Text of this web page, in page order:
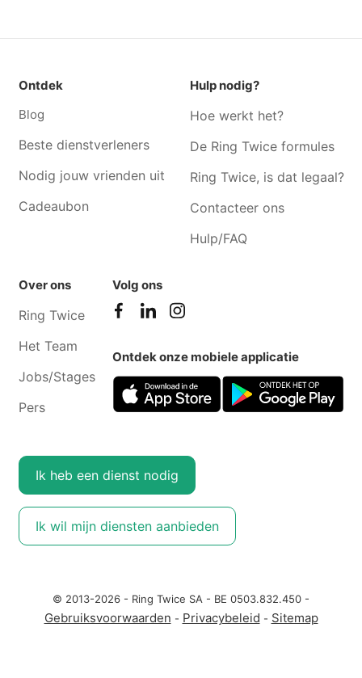
Dj Ganshoren
Dj Alsemberg
Dj Sint-Genesius-Rode
Dj Watermaal-bosvoorde
Ontdek
Blog
Beste dienstverleners
Nodig jouw vrienden uit
Cadeaubon
Hulp nodig?
Hoe werkt het?
De Ring Twice formules
Ring Twice, is dat legaal?
Contacteer ons
Hulp/FAQ
Over ons
Ring Twice
Het Team
Jobs/Stages
Pers
Volg ons
Ontdek onze mobiele applicatie
Ik heb een dienst nodig
Ik wil mijn diensten aanbieden
© 2013-2026 - Ring Twice SA - BE 0503.832.450 -
Gebruiksvoorwaarden - Privacybeleid - Sitemap